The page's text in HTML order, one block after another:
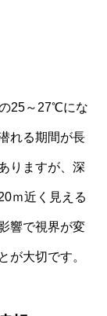
25～27℃にな
れる期間が長
りますが、深
ｍ近く見える
響で視界が変
が大切です。